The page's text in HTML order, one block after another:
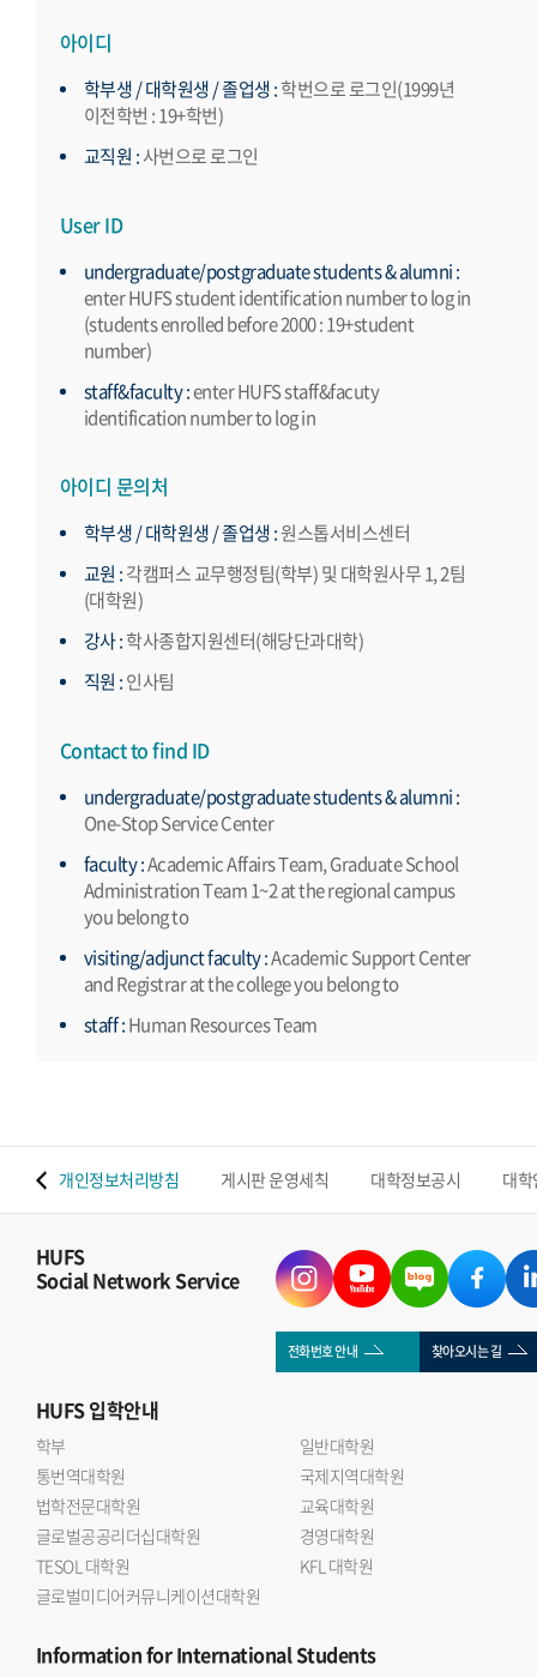
아이디
학부생 / 대학원생 / 졸업생 :학번으로 로그인(1999년
이전학번 : 19+학번)
교직원 :사번으로 로그인
User ID
undergraduate/postgraduate students & alumni :
enter HUFS student identification number to log in
(students enrolled before 2000 : 19+student
number)
staff&faculty :enter HUFS staff&facuty
identification number to log in
아이디 문의처
학부생 / 대학원생 / 졸업생 :원스톱서비스센터
교원 :각캠퍼스 교무행정팀(학부) 및 대학원사무 1, 2팀
(대학원)
강사 :학사종합지원센터(해당단과대학)
직원 :인사팀
Contact to find ID
undergraduate/postgraduate students & alumni :
One-Stop Service Center
faculty :Academic Affairs Team, Graduate School
Administration Team 1~2 at the regional campus
you belong to
visiting/adjunct faculty :Academic Support Center
and Registrar at the college you belong to
staff :Human Resources Team
개인정보처리방침 게시판 운영세칙 대학정보공시 대
HUFS
Social Network Service
전화번호 안내 찾아오시는 길
HUFS입학안내
학부
일반대학원
통번역대학원
국제지역대학원
법학전문대학원
교육대학원
글로벌공공리더십대학원
경영대학원
TESOL 대학원
KFL 대학원
글로벌미디어커뮤니케이션대학원
Informationfor International Students